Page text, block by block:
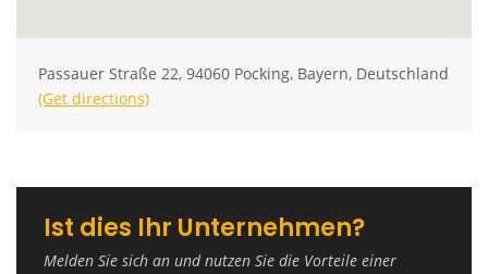
Passauer Straße 22, 94060 Pocking, Bayern, Deutschland
(Get directions)
Ist dies Ihr Unternehmen?
Melden Sie sich an und nutzen Sie die Vorteile einer